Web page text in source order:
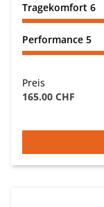
Tragekomfort 6
Performance 5
Preis
165.00 CHF